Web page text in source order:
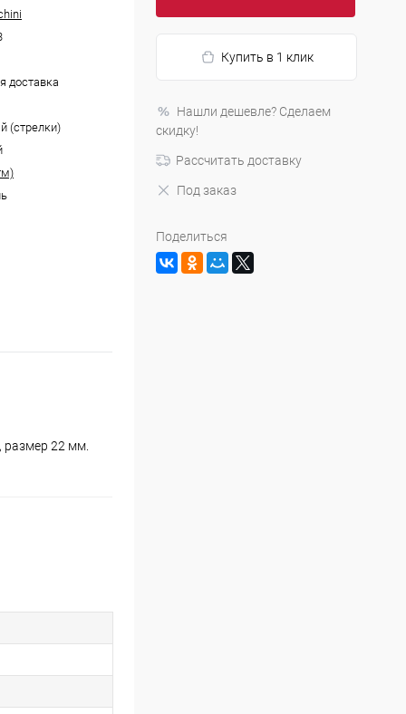
доставка
(стрелки)
размер 22 мм.
Купить в 1 клик
Нашли дешевле? Сделаем
скидку!
Рассчитать доставку
Под заказ
Поделиться